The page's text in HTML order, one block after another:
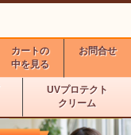
カートの
中を見る
お問合せ
UVプロテクト
クリーム